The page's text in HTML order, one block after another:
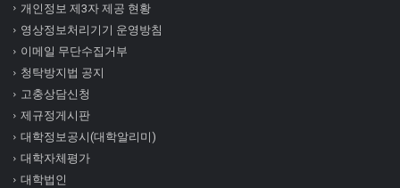
개인정보 제3자 제공 현황
영상정보처리기기 운영방침
이메일 무단수집거부
청탁방지법 공지
고충상담신청
제규정게시판
대학정보공시(대학알리미)
대학자체평가
대학법인